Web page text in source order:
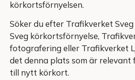
körkortsförnyelsen.
Söker du efter Trafikverket
Sveg körkortsförnyelse,
fotografering eller Trafikverket
det denna plats som är
till nytt körkort.